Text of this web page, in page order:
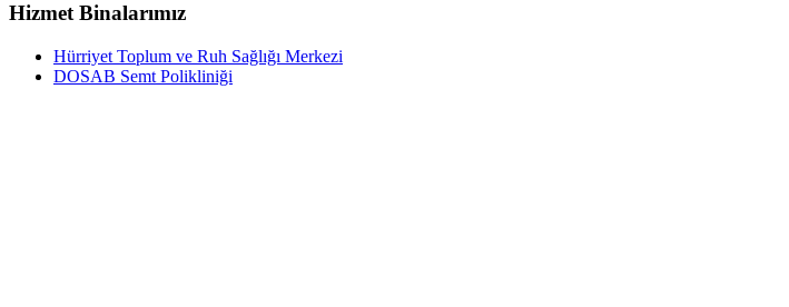
Hizmet Binalarımız
Hürriyet Toplum ve Ruh Sağlığı Merkezi
DOSAB Semt Polikliniği